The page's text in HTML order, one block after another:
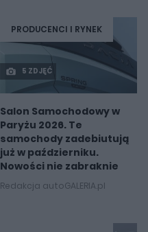
PRODUCENCI I RYNEK
5 ZDJĘĆ
Salon Samochodowy w
Paryżu 2026. Te
samochody zadebiutują
już w październiku.
Nowości nie zabraknie
Redakcja autoGALERIA.pl